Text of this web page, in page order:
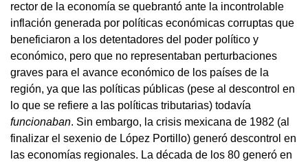
rector de la economía se quebrantó ante la incontrolable
inflación generada por políticas económicas corruptas que
beneficiaron a los detentadores del poder político y
económico, pero que no representaban perturbaciones
graves para el avance económico de los países de la
región, ya que las políticas públicas (pese al descontrol en
lo que se refiere a las políticas tributarias) todavía
funcionaban. Sin embargo, la crisis mexicana de 1982 (al
finalizar el sexenio de López Portillo) generó descontrol en
las economías regionales. La década de los 80 generó en